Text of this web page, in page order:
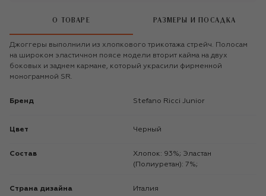
О ТОВАРЕ РАЗМЕРЫ И ПОСАДКА
Джоггеры выполнили из хлопкового трикотажа стрейч. Полосам
на широком эластичном поясе модели вторит кайма на двух
боковых и заднем кармане, который украсили фирменной
монограммой SR.
Бренд Stefano Ricci Junior
Цвет Черный
Состав
Хлопок: 93%; Эластан
(Полиуретан): 7%;
Страна дизайна Италия